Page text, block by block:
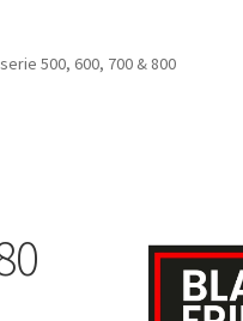
500, 600, 700 & 800